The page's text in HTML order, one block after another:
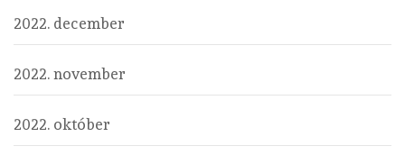
2022. december
2022. november
2022. október